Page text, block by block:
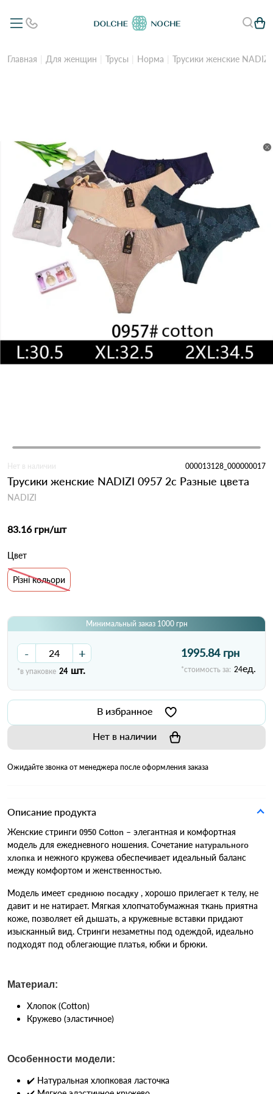
Главная Для женщин Трусы Норма Трусики женские
Нет в наличии 000013128_000000017
Трусики женские NADIZI 0957 2с Разные цвета
NADIZI
83.16 грн/шт
Цвет
Різні кольори
Минимальный заказ 1000 грн
- +
*в упаковке 24 шт.
1995.84 грн
*стоимость за: 24ед.
В избранное
Нет в наличии
Ожидайте звонка от менеджера после оформления заказа
Описание продукта
Женские стринги 0950 Cotton – элегантная и комфортная
модель для ежедневного ношения. Сочетание натурального
хлопка и нежного кружева обеспечивает идеальный баланс
между комфортом и женственностью.
Модель имеет среднюю посадку , хорошо прилегает к телу, не
давит и не натирает. Мягкая хлопчатобумажная ткань приятна
коже, позволяет ей дышать, а кружевные вставки придают
изысканный вид. Стринги незаметны под одеждой, идеально
подходят под облегающие платья, юбки и брюки.
Материал:
Хлопок (Cotton)
Кружево (эластичное)
Особенности модели:
✔️ Натуральная хлопковая ласточка